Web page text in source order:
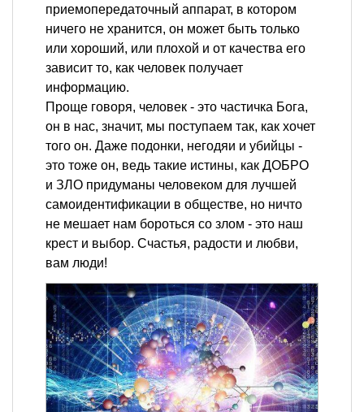
приемопередаточный аппарат, в котором
ничего не хранится, он может быть только
или хороший, или плохой и от качества его
зависит то, как человек получает
информацию.
Проще говоря, человек - это частичка Бога,
он в нас, значит, мы поступаем так, как хочет
того он. Даже подонки, негодяи и убийцы -
это тоже он, ведь такие истины, как ДОБРО
и ЗЛО придуманы человеком для лучшей
самоидентификации в обществе, но ничто
не мешает нам бороться со злом - это наш
крест и выбор. Счастья, радости и любви,
вам люди!